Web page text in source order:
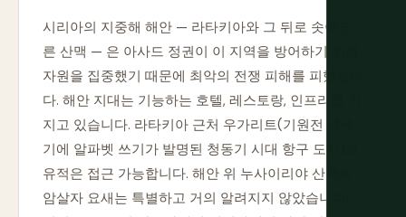
시리아의 지중해 해안 — 라타키아와 그 뒤로 솟아오
른 산맥 — 은 아사드 정권이 이 지역을 방어하기 위해
자원을 집중했기 때문에 최악의 전쟁 피해를 피했습니
다. 해안 지대는 기능하는 호텔, 레스토랑, 인프라를 가
지고 있습니다. 라타키아 근처 우가리트(기원전 14세
기에 알파벳 쓰기가 발명된 청동기 시대 항구 도시)의
유적은 접근 가능합니다. 해안 위 누사이리야 산맥의
암살자 요새는 특별하고 거의 알려지지 않았습니다.